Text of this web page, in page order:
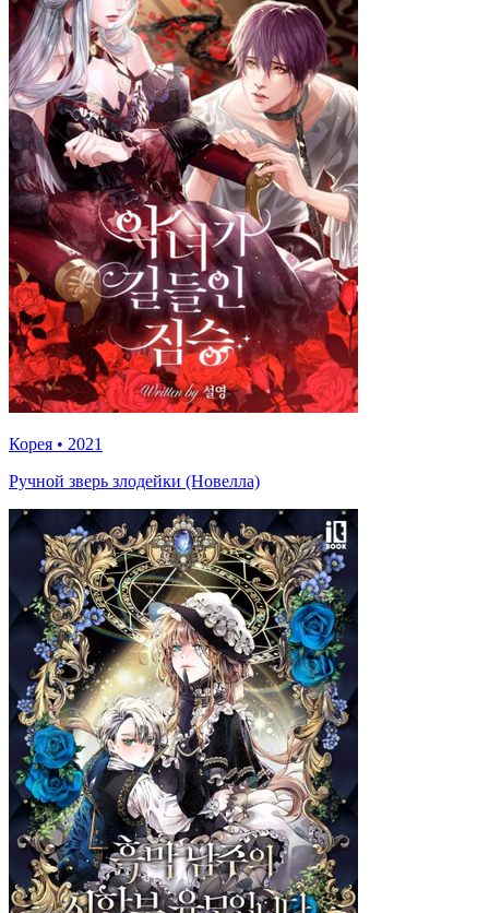
Корея • 2021
Ручной зверь злодейки (Новелла)